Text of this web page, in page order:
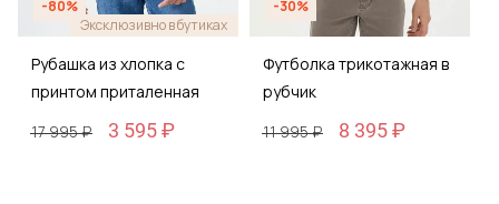
-80%
Эксклюзивно в бутиках
Рубашка из хлопка с
принтом приталенная
17 995 ₽
3 595 ₽
-30%
Футболка трикотажная в
рубчик
11 995 ₽
8 395 ₽